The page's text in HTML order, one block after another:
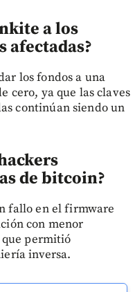
a los
afectadas?
los fondos a una
cero, ya que las claves
continúan siendo un
de bitcoin?
fallo en el firmware
con menor
permitió
inversa.